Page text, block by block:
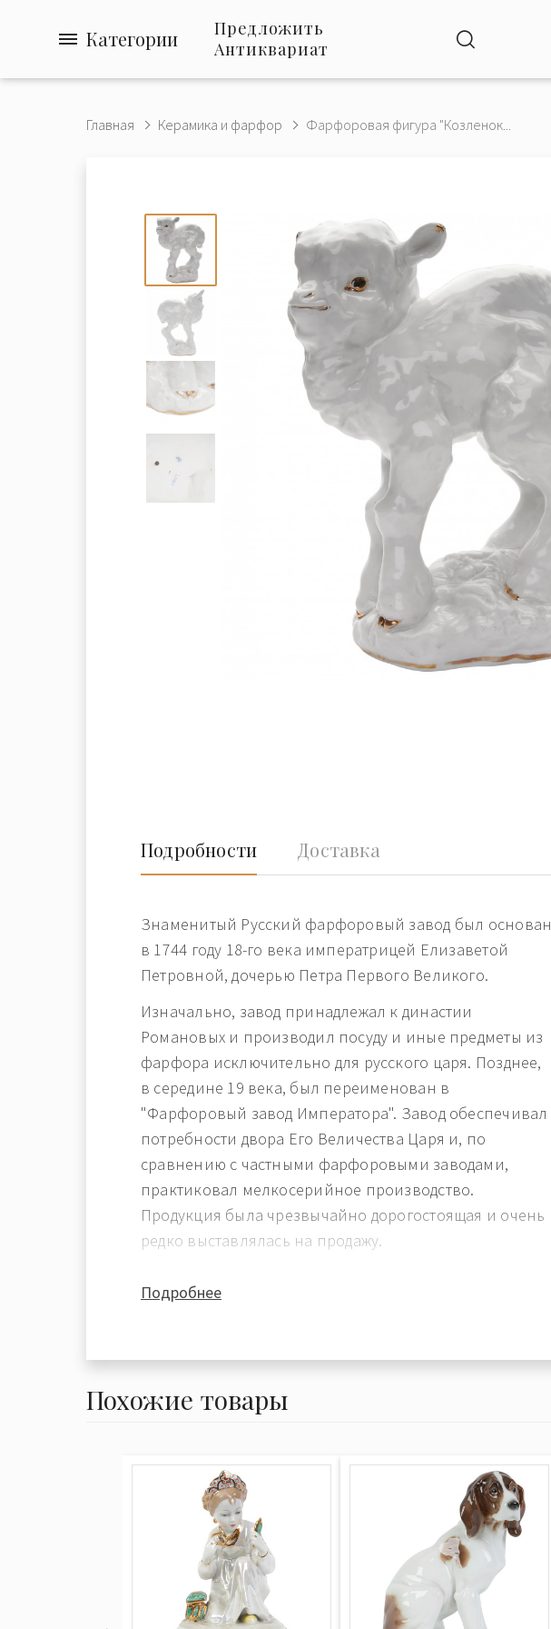
Категории
Предложить
Антиквариат
Главная Керамика и фарфор Фарфоровая фигура "Козленок...
Подробности Доставка
Знаменитый Русский фарфоровый завод был основан
в 1744 году 18-го века императрицей Елизаветой
Петровной, дочерью Петра Первого Великого.
Изначально, завод принадлежал к династии
Романовых и производил посуду и иные предметы из
фарфора исключительно для русского царя. Позднее,
в середине 19 века, был переименован в
"Фарфоровый завод Императора". Завод обеспечивал
потребности двора Его Величества Царя и, по
сравнению с частными фарфоровыми заводами,
практиковал мелкосерийное производство.
Продукция была чрезвычайно дорогостоящая и очень
редко выставлялась на продажу.
приемов и способов украшения фарфора в стиле
солями, по мягкости и прозрачности красок
копенгагенского фарфора. Она выполнялась
подглазурно, требовала простых и гармоничных форм,
холодных цветовых оттенков, размытости и блеклости
тонов, близких к природным, что достигалось
высокими температурами обжига глазури. В области
расширения палитры красок (до восьми новых
Подробнее
Похожие товары